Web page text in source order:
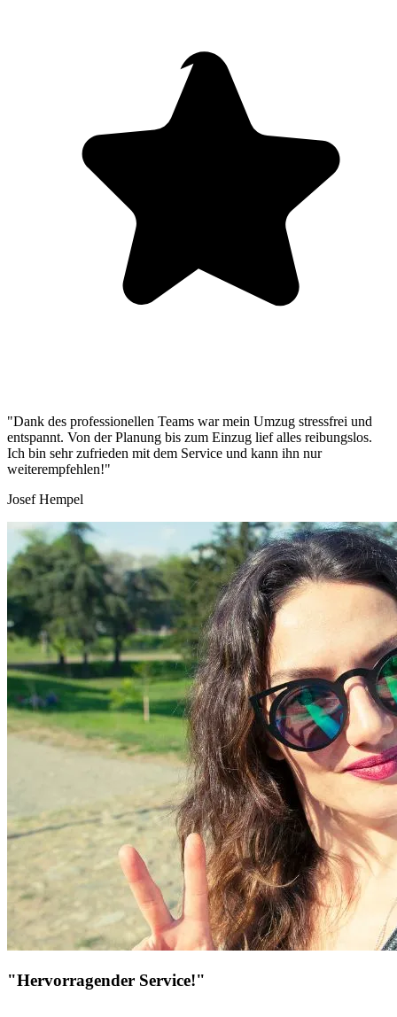
"Dank des professionellen Teams war mein Umzug stressfrei und
entspannt. Von der Planung bis zum Einzug lief alles reibungslos.
Ich bin sehr zufrieden mit dem Service und kann ihn nur
weiterempfehlen!"
Josef Hempel
"Hervorragender Service!"